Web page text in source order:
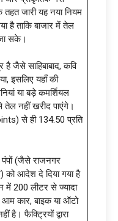
जारी यह नया नियम
है ताकि बाजार में तेल
सके।
है जैसे साहिबाबाद, कवि
इसलिए यहाँ की
या बड़े कमर्शियल
तेल नहीं खरीद पाएंगे।
से ही 134.50 प्रति
पंपों (जैसे राजनगर
को आदेश दे दिया गया है
में 200 लीटर से ज्यादा
कार, बाइक या ऑटो
है। फैक्ट्रियों द्वारा